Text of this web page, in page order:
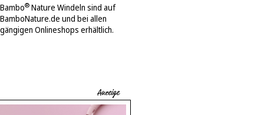
Bambo® Nature Windeln sind auf
BamboNature.de und bei allen
gängigen Onlineshops erhältlich.